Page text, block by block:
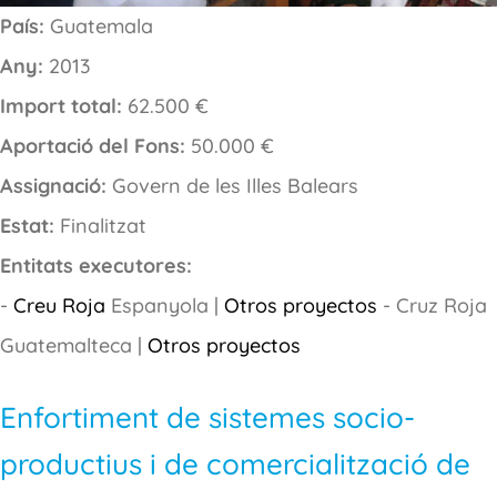
País: Guatemala
Any: 2013
Import total: 62.500 €
Aportació del Fons: 50.000 €
Assignació: Govern de les Illes Balears
Estat: Finalitzat
Entitats executores:
- Creu Roja Espanyola | Otros proyectos - Cruz Roja
Guatemalteca | Otros proyectos
Enfortiment de sistemes socio-
productius i de comercialització de